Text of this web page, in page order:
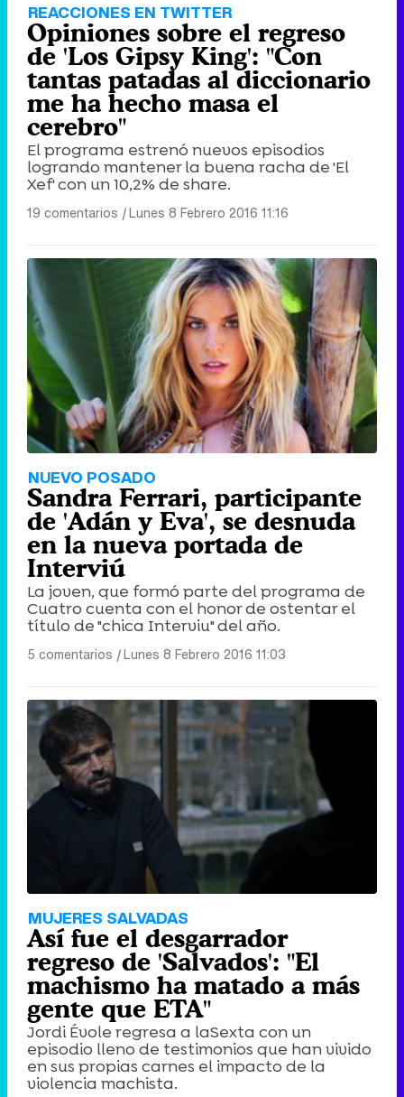
REACCIONES EN TWITTER
Opiniones sobre el regreso
de 'Los Gipsy King': "Con
tantas patadas al diccionario
me ha hecho masa el
cerebro"
El programa estrenó nuevos episodios
logrando mantener la buena racha de 'El
Xef' con un 10,2% de share.
19 comentarios |Lunes 8 Febrero 2016 11:16
NUEVO POSADO
Sandra Ferrari, participante
de 'Adán y Eva', se desnuda
en la nueva portada de
Interviú
La joven, que formó parte del programa de
Cuatro cuenta con el honor de ostentar el
título de "chica Interviu" del año.
5 comentarios |Lunes 8 Febrero 2016 11:03
MUJERES SALVADAS
Así fue el desgarrador
regreso de 'Salvados': "El
machismo ha matado a más
gente que ETA"
Jordi Évole regresa a laSexta con un
episodio lleno de testimonios que han vivido
en sus propias carnes el impacto de la
violencia machista.